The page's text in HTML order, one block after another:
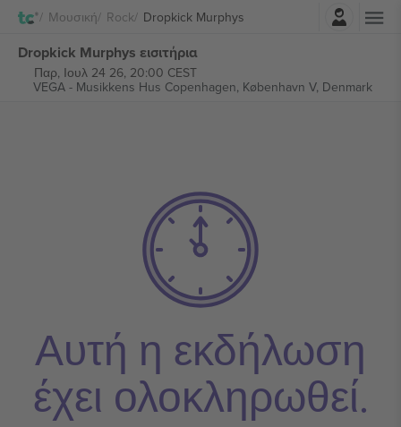
Μουσική Rock Dropkick MurphysΣύνδεση
Dropkick Murphys εισιτήρια
Παρ, Ιουλ 24 26, 20:00 CEST
VEGA - Musikkens Hus Copenhagen, København V, Denmark
Αυτή η εκδήλωση
έχει ολοκληρωθεί.